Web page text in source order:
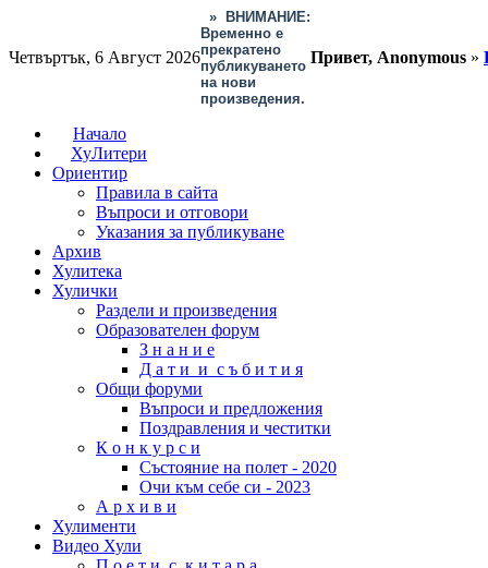
Четвъртък, 6 Август 2026
»
ВНИМАНИЕ:
Временно е
прекратено
публикуването
на нови
произведения.
Привет, Anonymous »
Начало
ХуЛитери
Ориентир
Правила в сайта
Въпроси и отговори
Указания за публикуване
Архив
Хулитека
Хулички
Раздели и произведения
Образователен форум
З н а н и е
Д а т и и с ъ б и т и я
Общи форуми
Въпроси и предложения
Поздравления и честитки
К о н к у р с и
Състояние на полет - 2020
Очи към себе си - 2023
А р х и в и
Хулименти
Видео Хули